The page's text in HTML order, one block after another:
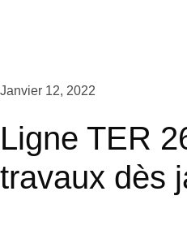
Janvier 12, 2022
Ligne TER
travaux dès